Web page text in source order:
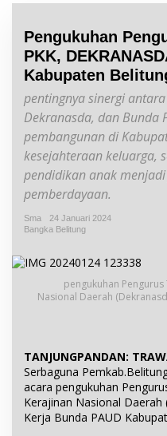
Pengukuhan
PKK,
Kabupaten
pentingnya sinergi antara
Dekranasda, dan Bunda
pembangunan di
kesejahteraan keluarga,
pendidikan anak
pemberdayaan.
Sma
24 Januari 2024
Bangka Belitung
pengukuhan Pengurus
Nasional Daerah
TANJUNGPANDAN:
Serbaguna
acara pengukuhan
Kerajinan Nasional
Kerja Bunda PAUD